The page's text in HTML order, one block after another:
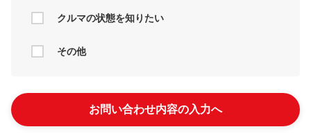
クルマの状態を知りたい
その他
お問い合わせ内容の入力へ